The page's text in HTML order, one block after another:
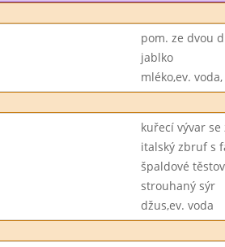
pom. ze dvou
jablko
mléko,ev.
kuřecí vývar
italský zbruf s
špaldové
strouhaný sýr
džus,ev. voda